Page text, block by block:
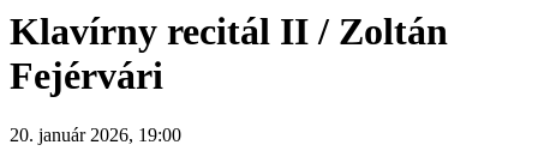
Klavírny recitál II / Zoltán
Fejérvári
20. január 2026, 19:00